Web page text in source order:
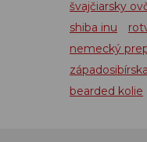
švajčiarsky
shiba inu
nemecký
bearded kolie